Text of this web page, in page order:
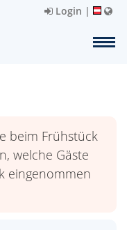
Login |
beim Frühstück
welche Gäste
eingenommen